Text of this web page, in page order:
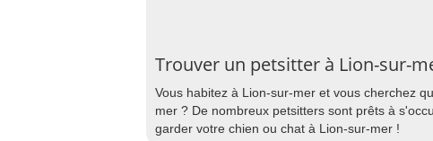
Trouver un petsitter à Lion-sur-
Vous habitez à Lion-sur-mer et vous cherchez
mer ? De nombreux petsitters sont prêts à
garder votre chien ou chat à Lion-sur-mer !